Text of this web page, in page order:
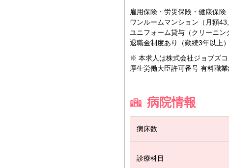
雇用保険・労災保険・健康保険
ワンルームマンション（月額
ユニフォーム貸与（クリーニン
退職金制度あり（勤続3年以上）
※ 本求人は株式会社ジョブズ
厚生労働大臣許可番号 有料職
病院情報
病床数
診療科目